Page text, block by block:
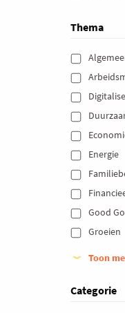
Thema
Energie
Good
Groeien
Toon
Categorie